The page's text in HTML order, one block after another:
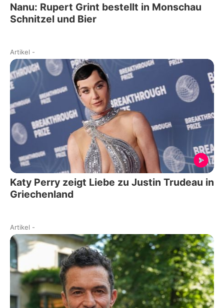
Nanu: Rupert Grint bestellt in Monschau
Schnitzel und Bier
Artikel -
Katy Perry zeigt Liebe zu Justin Trudeau in
Griechenland
Artikel -